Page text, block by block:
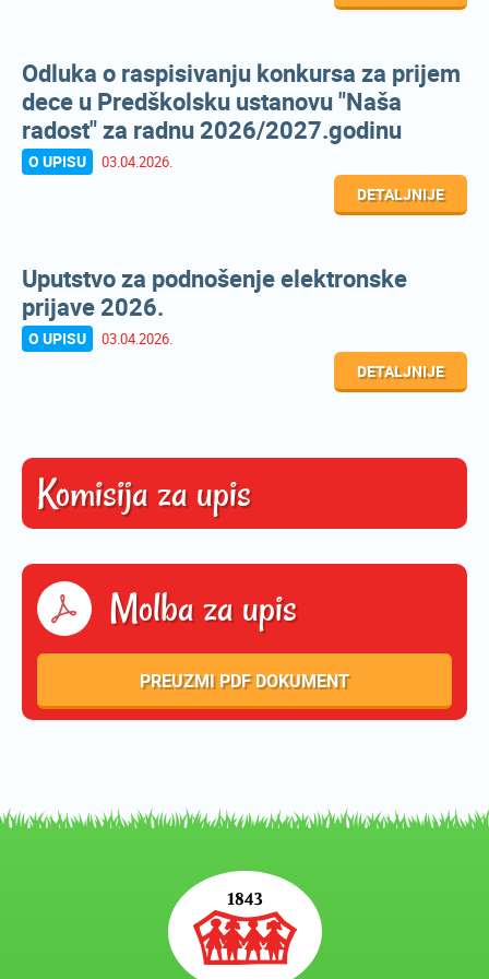
Odluka o raspisivanju konkursa za prijem
dece u Predškolsku ustanovu "Naša
radost" za radnu 2026/2027.godinu
O UPISU 03.04.2026.
DETALJNIJE
Uputstvo za podnošenje elektronske
prijave 2026.
O UPISU 03.04.2026.
DETALJNIJE
Komisija za upis
Molba za upis
PREUZMI PDF DOKUMENT